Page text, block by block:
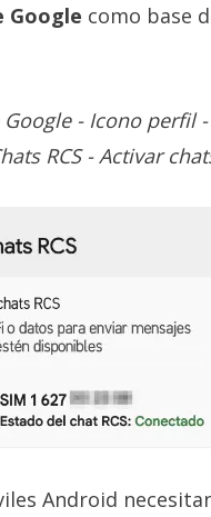
Google como base
- Icono perfil
RCS - Activar
Android